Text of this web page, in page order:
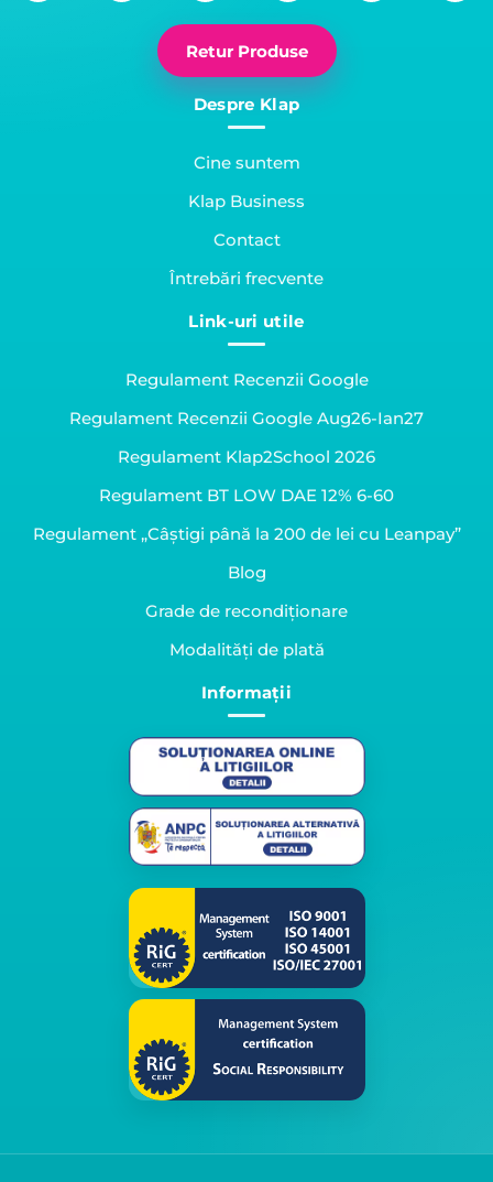
Retur Produse
Despre Klap
Cine suntem
Klap Business
Contact
Întrebări frecvente
Link-uri utile
Regulament Recenzii Google
Regulament Recenzii Google Aug26-Ian27
Regulament Klap2School 2026
Regulament BT LOW DAE 12% 6-60
Regulament „Câștigi până la 200 de lei cu Leanpay”
Blog
Grade de recondiționare
Modalități de plată
Informații